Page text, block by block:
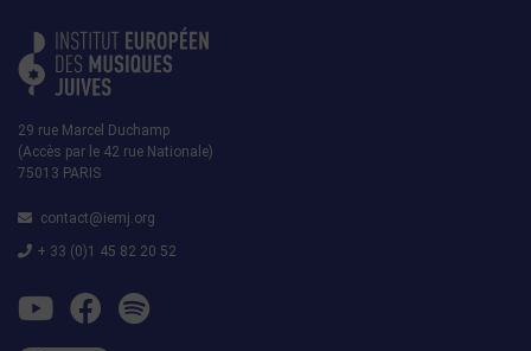
29 rue Marcel Duchamp
(Accès par le 42 rue Nationale)
75013 PARIS
contact@iemj.org
+ 33 (0)1 45 82 20 52